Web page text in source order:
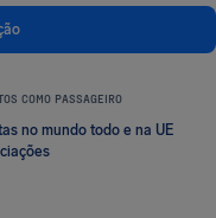
COMO PASSAGEIRO
no mundo todo e na UE